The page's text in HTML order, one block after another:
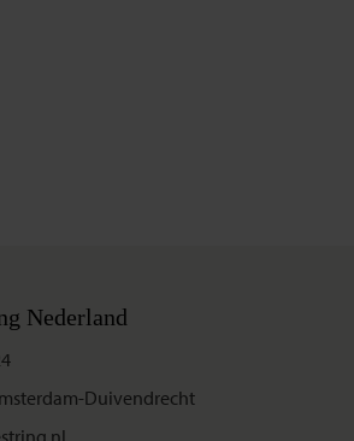
Nederland
Duivendrecht